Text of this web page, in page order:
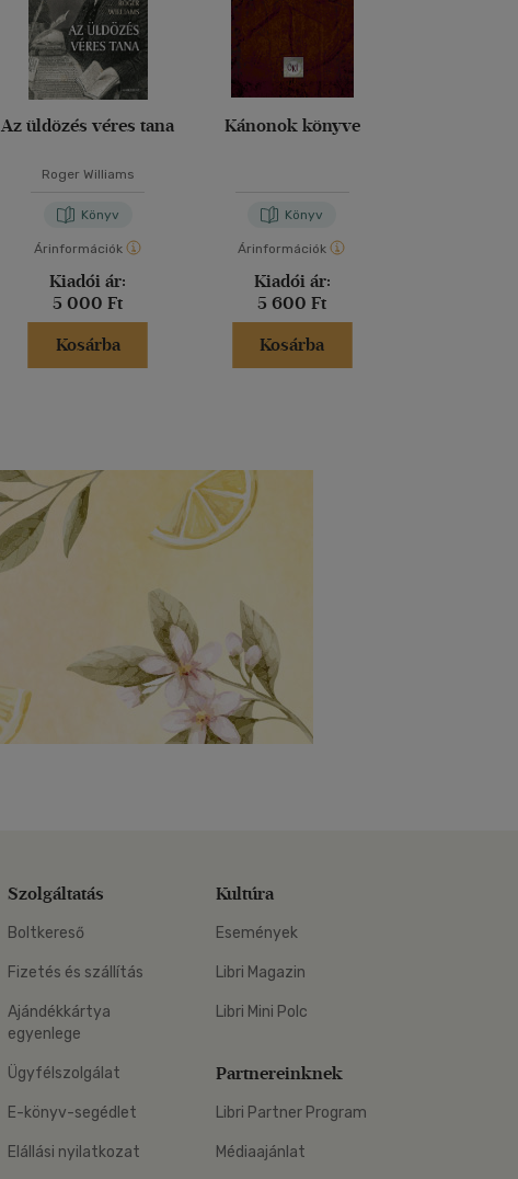
Az üldözés véres tana
Roger Williams
Könyv
Árinformációk
Kiadói ár:
5 000 Ft
Kosárba
Kánonok könyve
Könyv
Árinformációk
Kiadói ár:
5 600 Ft
Kosárba
Szolgáltatás
Boltkereső
Fizetés és szállítás
Ajándékkártya
egyenlege
Ügyfélszolgálat
E-könyv-segédlet
Elállási nyilatkozat
Kultúra
Események
Libri Magazin
Libri Mini Polc
Partnereinknek
Libri Partner Program
Médiaajánlat